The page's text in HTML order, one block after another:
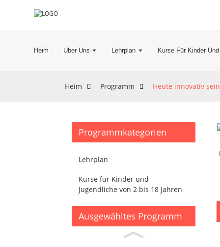
Heim Über Uns Lehrplan Kurse Für Kinder
Heim Programm Heute innovativ
Programmkategorien
Lehrplan
Kurse für Kinder und
Jugendliche von 2 bis 18 Jahren
Ausgewähltes Programm